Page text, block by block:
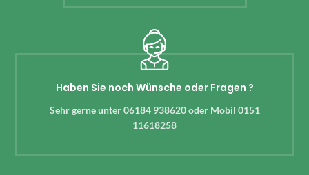
Haben Sie noch Wünsche oder Fragen ?
Sehr gerne unter 06184 938620 oder Mobil 0151
11618258